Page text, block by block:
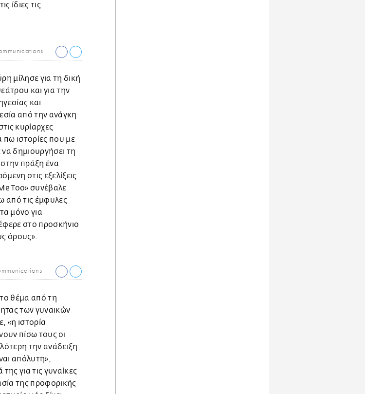
ίδιες τις
μίλησε για τη δική
και για την
και
από την ανάγκη
κυρίαρχες
ιστορίες που με
δημιουργήσει τη
στην πράξη ένα
στις εξελίξεις
Too» συνέβαλε
από τις έμφυλες
μόνο για
στο προσκήνιο
όρους».
θέμα από τη
των γυναικών
«η ιστορία
πίσω τους οι
την ανάδειξη
απόλυτη»,
για τις γυναίκες
της προφορικής